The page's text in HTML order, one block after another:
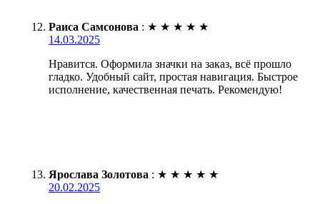
Раиса Самсонова : ★ ★ ★ ★ ★
14.03.2025
Нравится. Оформила значки на заказ, всё прошло
гладко. Удобный сайт, простая навигация. Быстрое
исполнение, качественная печать. Рекомендую!
Ярослава Золотова : ★ ★ ★ ★ ★
20.02.2025